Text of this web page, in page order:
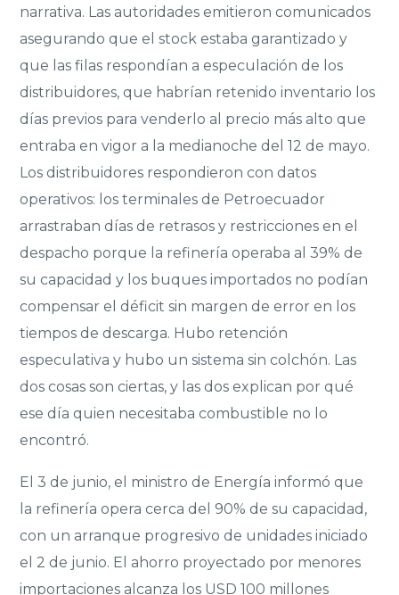
narrativa. Las autoridades emitieron comunicados
asegurando que el stock estaba garantizado y
que las filas respondían a especulación de los
distribuidores, que habrían retenido inventario los
días previos para venderlo al precio más alto que
entraba en vigor a la medianoche del 12 de mayo.
Los distribuidores respondieron con datos
operativos: los terminales de Petroecuador
arrastraban días de retrasos y restricciones en el
despacho porque la refinería operaba al 39% de
su capacidad y los buques importados no podían
compensar el déficit sin margen de error en los
tiempos de descarga. Hubo retención
especulativa y hubo un sistema sin colchón. Las
dos cosas son ciertas, y las dos explican por qué
ese día quien necesitaba combustible no lo
encontró.
El 3 de junio, el ministro de Energía informó que
la refinería opera cerca del 90% de su capacidad,
con un arranque progresivo de unidades iniciado
el 2 de junio. El ahorro proyectado por menores
importaciones alcanza los USD 100 millones